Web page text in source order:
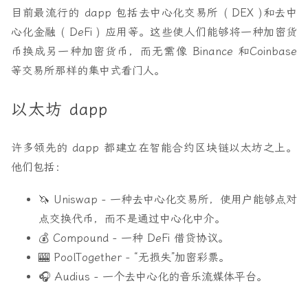
目前最流行的 dapp 包括去中心化交易所 ( DEX )和去中
心化金融 ( DeFi ) 应用等。这些使人们能够将一种加密货
币换成另一种加密货币，而无需像 Binance 和Coinbase
等交易所那样的集中式看门人。
以太坊 dapp
许多领先的 dapp 都建立在智能合约区块链以太坊之上。
他们包括：
🦄 Uniswap - 一种去中心化交易所，使用户能够点对
点交换代币，而不是通过中心化中介。
💰 Compound - 一种 DeFi 借贷协议。
🎰 PoolTogether - “无损失”加密彩票。
🎧 Audius - 一个去中心化的音乐流媒体平台。